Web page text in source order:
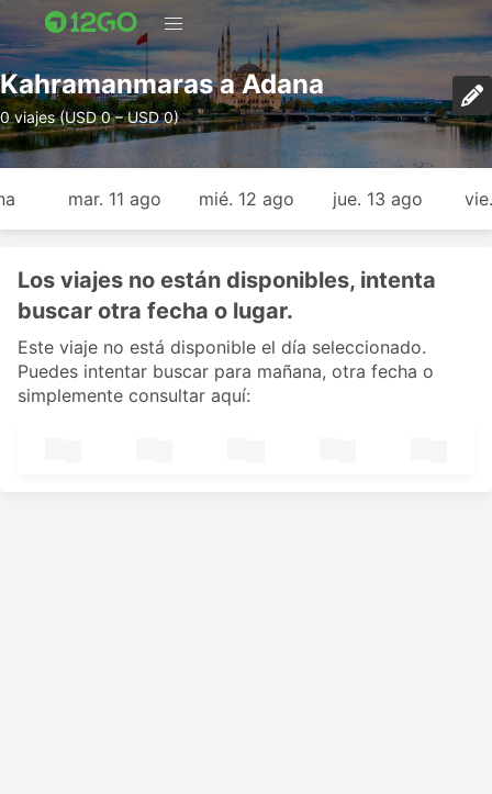
Kahramanmaras a Adana
0 viajes (USD 0 – USD 0)
mar. 11 ago mié. 12 ago jue. 13 ago
Los viajes no están disponibles, intenta
buscar otra fecha o lugar.
Este viaje no está disponible el día seleccionado.
Puedes intentar buscar para mañana, otra fecha o
simplemente consultar aquí: